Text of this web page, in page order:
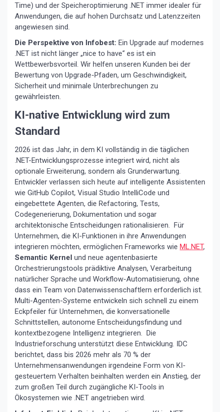
Time) und der Speicheroptimierung .NET immer idealer für
Anwendungen, die auf hohen Durchsatz und Latenzzeiten
angewiesen sind.
Die Perspektive von Infobest: Ein Upgrade auf modernes
.NET ist nicht länger „nice to have“ es ist ein
Wettbewerbsvorteil. Wir helfen unseren Kunden bei der
Bewertung von Upgrade-Pfaden, um Geschwindigkeit,
Sicherheit und minimale Unterbrechungen zu
gewährleisten.
KI-native Entwicklung wird zum
Standard
2026 ist das Jahr, in dem KI vollständig in die täglichen
.NET-Entwicklungsprozesse integriert wird, nicht als
optionale Erweiterung, sondern als Grunderwartung.
Entwickler verlassen sich heute auf intelligente Assistenten
wie GitHub Copilot, Visual Studio IntelliCode und
eingebettete Agenten, die Refactoring, Tests,
Codegenerierung, Dokumentation und sogar
architektonische Entscheidungen rationalisieren. Für
Unternehmen, die KI-Funktionen in ihre Anwendungen
integrieren möchten, ermöglichen Frameworks wie ML.NET,
Semantic Kernel und neue agentenbasierte
Orchestrierungstools prädiktive Analysen, Verarbeitung
natürlicher Sprache und Workflow-Automatisierung, ohne
dass ein Team von Datenwissenschaftlern erforderlich ist.
Multi-Agenten-Systeme entwickeln sich schnell zu einem
Eckpfeiler für Unternehmen, die konversationelle
Schnittstellen, autonome Entscheidungsfindung und
kontextbezogene Intelligenz integrieren. Die
Industrieforschung unterstützt diese Entwicklung. IDC
berichtet, dass bis 2026 mehr als 70 % der
Unternehmensanwendungen irgendeine Form von KI-
gesteuertem Verhalten beinhalten werden ein Anstieg, der
zum großen Teil durch zugängliche KI-Tools in
Ökosystemen wie .NET angetrieben wird.